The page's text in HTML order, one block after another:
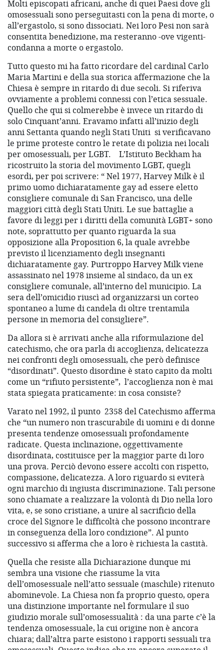
Molti episcopati africani, anche di quei Paesi dove gli
omosessuali sono perseguitasti con la pena di morte, o
all’ergastolo, si sono dissociati. Nei loro Pesi non sarà
consentita benedizione, ma resteranno -ove vigenti-
condanna a morte o ergastolo.
Tutto questo mi ha fatto ricordare del cardinal Carlo
Maria Martini e della sua storica affermazione che la
Chiesa è sempre in ritardo di due secoli. Si riferiva
ovviamente a problemi connessi con l’etica sessuale.
Quello che qui si colmerebbe è invece un ritardo di
solo Cinquant’anni. Eravamo infatti all’inizio degli
anni Settanta quando negli Stati Uniti si verificavano
le prime proteste contro le retate di polizia nei locali
per omosessuali, per LGBT.
L’Istituto Beckham ha
ricostruito la storia del movimento LGBT, quegli
esordi, per poi scrivere: “ Nel 1977, Harvey Milk è il
primo uomo dichiaratamente gay ad essere eletto
consigliere comunale di San Francisco, una delle
maggiori città degli Stati Uniti. Le sue battaglie a
favore di leggi per i diritti della comunità LGBT+ sono
note, soprattutto per quanto riguarda la sua
opposizione alla Proposition 6, la quale avrebbe
previsto il licenziamento degli insegnanti
dichiaratamente gay. Purtroppo Harvey Milk viene
assassinato nel 1978 insieme al sindaco, da un ex
consigliere comunale, all’interno del municipio. La
sera dell’omicidio riuscì ad organizzarsi un corteo
spontaneo a lume di candela di oltre trentamila
persone in memoria del consigliere”.
Da allora si è arrivati anche alla riformulazione del
catechismo, che ora parla di accoglienza, delicatezza
nei confronti degli omosessuali, che però definisce
“disordinati”. Questo disordine è stato capito da molti
come un “rifiuto persistente”, l’accoglienza non è mai
stata spiegata praticamente: in cosa consiste?
Varato nel 1992, il punto 2358 del Catechismo afferma
che “un numero non trascurabile di uomini e di donne
presenta tendenze omosessuali profondamente
radicate. Questa inclinazione, oggettivamente
disordinata, costituisce per la maggior parte di loro
una prova. Perciò devono essere accolti con rispetto,
compassione, delicatezza. A loro riguardo si eviterà
ogni marchio di ingiusta discriminazione. Tali persone
sono chiamate a realizzare la volontà di Dio nella loro
vita, e, se sono cristiane, a unire al sacrificio della
croce del Signore le difficoltà che possono incontrare
in conseguenza della loro condizione”. Al punto
successivo si afferma che a loro è richiesta la castità.
Quella che resiste alla Dichiarazione dunque mi
sembra una visione che riassume la vita
dell’omosessuale nell’atto sessuale (maschile) ritenuto
abominevole. La Chiesa non fa proprio questo, opera
una distinzione importante nel formulare il suo
giudizio morale sull’omosessualità : da una parte c’è la
tendenza omosessuale, la cui origine non è ancora
chiara; dall’altra parte esistono i rapporti sessuali tra